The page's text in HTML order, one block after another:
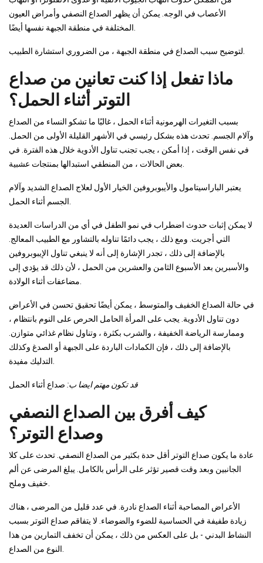
الأعصاب في الوجه. يمكن أن يظهر الصداع النصفي وأمراض العيون
ماذا تفعل إذا كنت تعانين من صداع
التوتر أثناء الحمل؟
بسبب التغيرات الهرمونية أثناء الحمل ، غالبًا ما تشكو النساء من الصداع
وآلام الجسم. تحدث هذه بشكل رئيسي في الأشهر القليلة الأولى من الحمل.
في نفس الوقت ، إذا أمكن ، يجب تجنب تناول الأدوية خلال هذه الفترة. في
يعتبر الباراسيتامول والأيبوبروفين الخيار الأول لعلاج الصداع الشديد وآلام
لا يمكن إثبات حدوث اضطراب في نمو الطفل في أي من الدراسات العديدة
التي أجريت. ومع ذلك ، يجب دائمًا تناوله بالتشاور مع الطبيب المعالج.
بالإضافة إلى ذلك ، تجدر الإشارة إلى أنه لا ينبغي تناول الإيبوبروفين
والأسبرين بعد الأسبوع الثامن والعشرين من الحمل ، لأن ذلك قد يؤدي إلى
في حالة الصداع الخفيف والمتوسط ​​، يمكن أيضًا تحقيق تحسن في الأعراض
دون تناول الأدوية. يجب على المرأة الحامل الحرص على النوم بانتظام ،
وممارسة الرياضة الخفيفة ، والشرب بكثرة ، وتناول نظام غذائي متوازن.
بالإضافة إلى ذلك ، فإن الكمادات الباردة على الجبهة أو الصدغ وكذلك
قد تكون مهتم ايضا ب: صداع أثناء الحمل
كيف أفرق بين الصداع النصفي
وصداع التوتر؟
عادة ما يكون صداع التوتر أقل حدة بكثير من الصداع النصفي. تحدث على كلا
الجانبين وبعد وقت قصير تؤثر على الرأس بالكامل. يبلغ المرضى عن ألم
الأعراض المصاحبة أثناء الصداع نادرة. في عدد قليل من المرضى ، هناك
زيادة طفيفة في الحساسية للضوء والضوضاء. لا يتفاقم صداع التوتر بسبب
النشاط البدني - بل على العكس من ذلك ، يمكن أن تخفف التمارين من هذا